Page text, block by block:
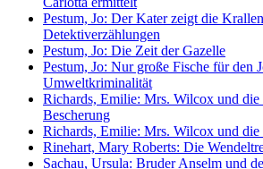
Pestum, Jo: Der Kater zeigt die
Detektiverzählungen
Pestum, Jo: Die Zeit der Gazelle
Pestum, Jo: Nur große Fische für den
Umweltkriminalität
Richards, Emilie: Mrs. Wilcox und die
Bescherung
Richards, Emilie: Mrs. Wilcox und die
Rinehart, Mary Roberts: Die
Sachau, Ursula: Bruder Anselm und